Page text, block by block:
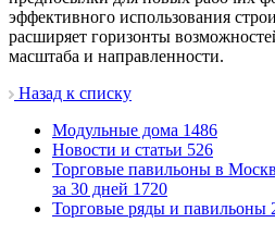
эффективного использования
расширяет горизонты
масштаба и направленности.
Назад к списку
Модульные дома 1486
Новости и статьи 526
Торговые павильоны в
за 30 дней 1720
Торговые ряды и павильоны